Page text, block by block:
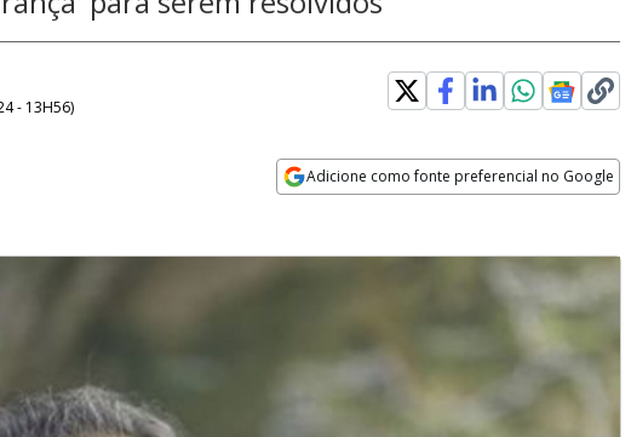
- 13H56)
Adicione como fonte preferencial no Google